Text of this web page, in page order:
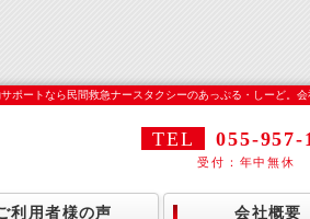
ポートなら民間救急ナースタクシーのあっぷる・しーど。会
TEL 055-957-
受付：年中無休
利用者様の声 会社概要